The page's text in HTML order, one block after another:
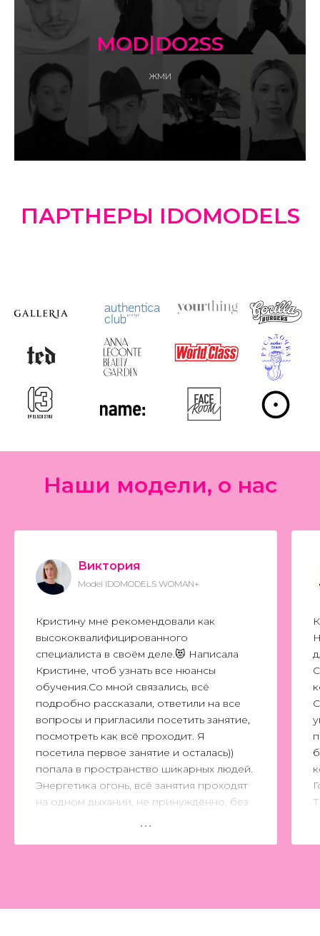
MOD|DO2SS
ЖМИ
ПАРТНЕРЫ IDOMODELS
Наши модели, о нас
Виктория
Model IDOMODELS WOMAN+
Кристину мне рекомендовали как
высококвалифицированного
специалиста в своём деле.😻 Написала
Кристине, чтоб узнать все нюансы
обучения.Со мной связались, всё
подробно рассказали, ответили на все
вопросы и пригласили посетить занятие,
посмотреть как всё проходит. Я
посетила первое занятие и осталась))
попала в пространство шикарных людей.
Энергетика огонь, всё занятия проходят
на одном дыхании, не принуждённо, без